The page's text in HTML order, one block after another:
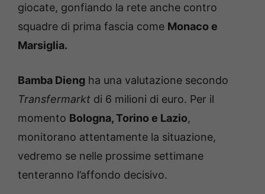
giocate, gonfiando la rete anche contro
squadre di prima fascia come Monaco e
Marsiglia.
Bamba Dieng ha una valutazione secondo
Transfermarkt di 6 milioni di euro. Per il
momento Bologna, Torino e Lazio,
monitorano attentamente la situazione,
vedremo se nelle prossime settimane
tenteranno l’affondo decisivo.